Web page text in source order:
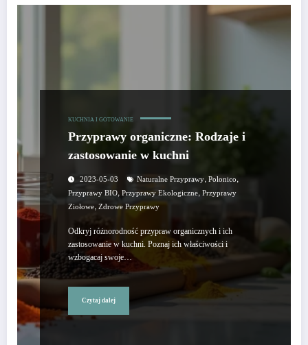
KUCHNIA I GOTOWANIE
Przyprawy organiczne: Rodzaje i
zastosowanie w kuchni
2023-05-03 Naturalne Przyprawy, Polonico,
Przyprawy BIO, Przyprawy Ekologiczne, Przyprawy
Ziołowe, Zdrowe Przyprawy
Odkryj różnorodność przypraw organicznych i ich
zastosowanie w kuchni. Poznaj ich właściwości i
wzbogacaj swoje…
Czytaj dalej